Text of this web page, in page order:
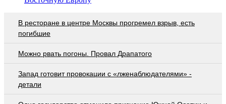
В ресторане в центре Москвы прогремел взрыв, есть
погибшие
Можно рвать погоны. Провал Драпатого
Запад готовит провокации с «лженаблюдателями» -
детали